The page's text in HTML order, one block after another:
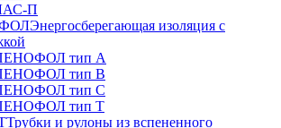
П
Энергосберегающая изоляция с
тип А
тип B
тип C
тип T
Трубки и рулоны из вспененного